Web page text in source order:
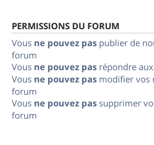
PERMISSIONS DU FORUM
Vous ne pouvez pas publier de
forum
Vous ne pouvez pas répondre
Vous ne pouvez pas modifier vos
forum
Vous ne pouvez pas supprimer
forum